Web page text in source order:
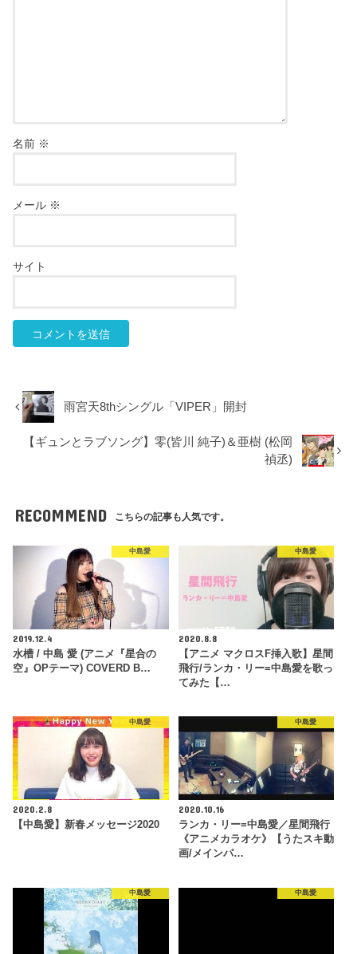
名前 ※
メール ※
サイト
雨宮天8thシングル「VIPER」開封
【ギュンとラブソング】零(皆川 純子)＆亜樹 (松岡
禎丞)
RECOMMEND こちらの記事も人気です。
中島愛
2019.12.4
水槽 / 中島 愛 (アニメ『星合の
空』OPテーマ) COVERD B…
中島愛
2020.8.8
【アニメ マクロスF挿入歌】星間
飛行/ランカ・リー=中島愛を歌っ
てみた【…
中島愛
2020.2.8
【中島愛】新春メッセージ2020
中島愛
2020.10.16
ランカ・リー=中島愛／星間飛行
《アニメカラオケ》【うたスキ動
画/メインパ…
中島愛 中島愛